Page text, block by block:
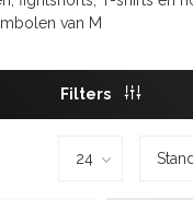
van M
Filters